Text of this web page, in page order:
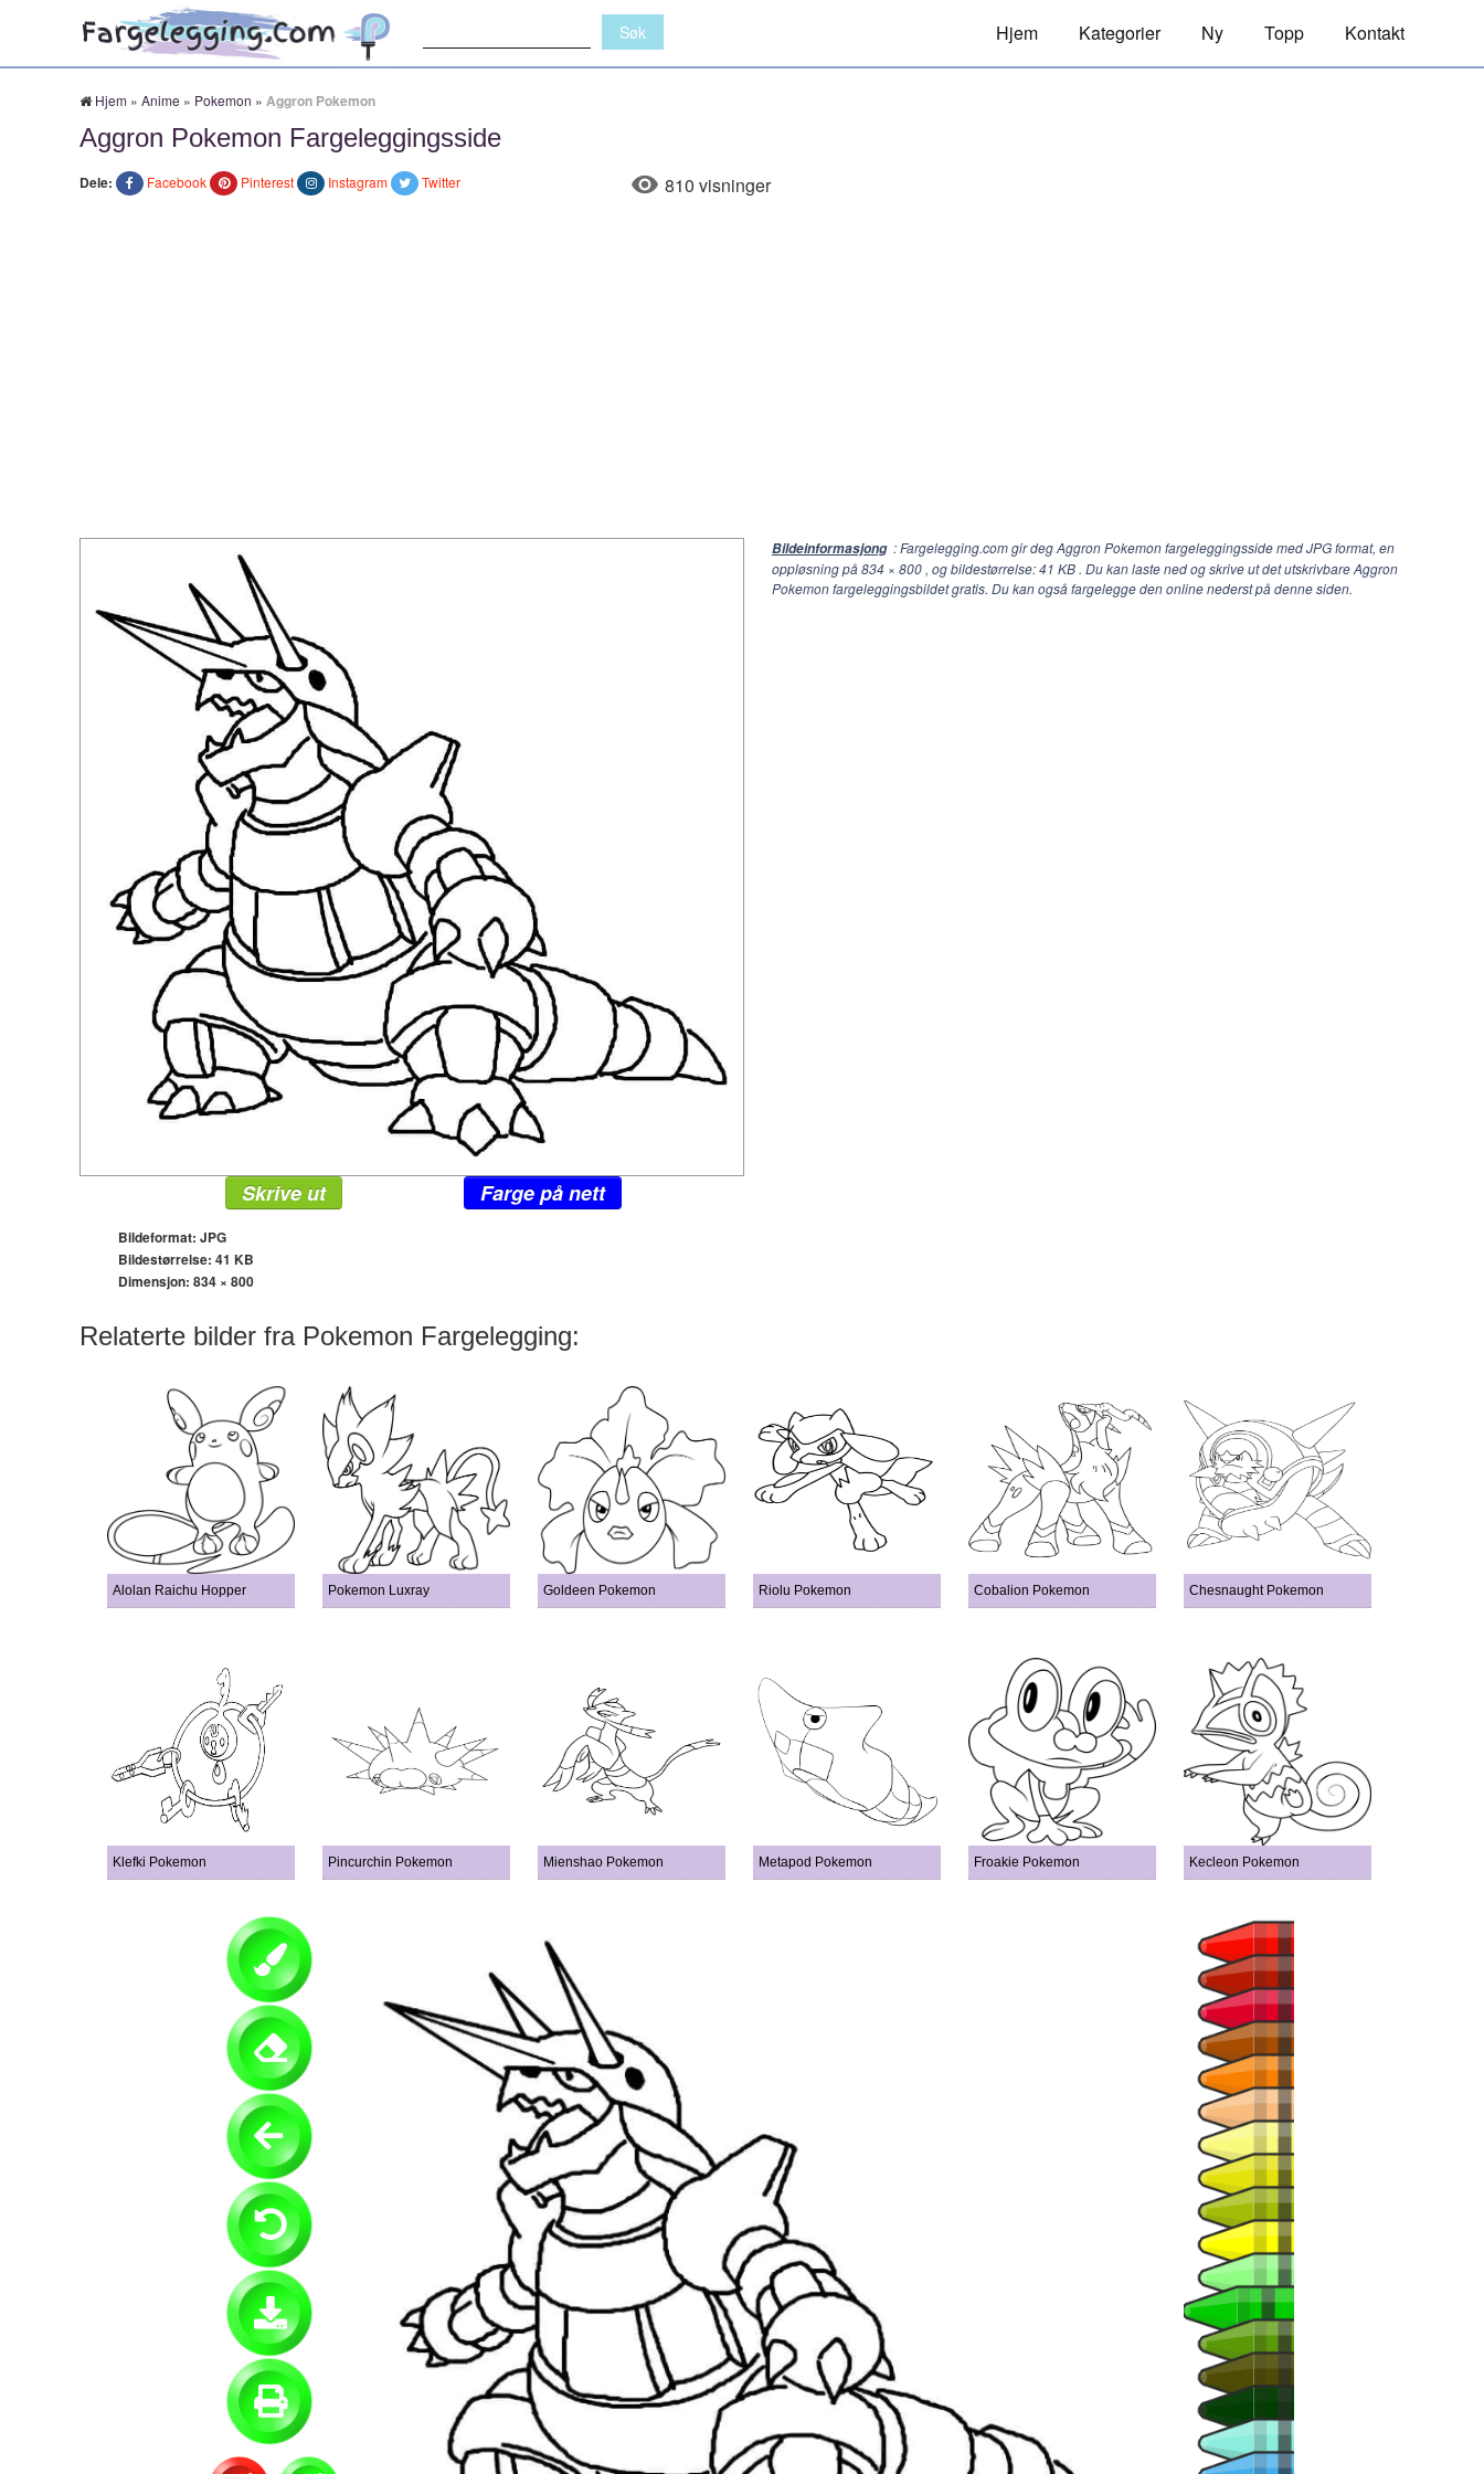
Hjem Kategorier Ny Topp Kontakt
Hjem » Anime » Pokemon » Aggron Pokemon
Aggron Pokemon Fargeleggingsside
Dele: Facebook Pinterest Instagram Twitter 810 visninger
Bildeinformasjong : Fargelegging.com gir deg Aggron Pokemon fargeleggingsside med JPG format, en
oppløsning på834 × 800 , og bildestørrelse: 41 KB . Du kan laste ned og skrive ut det utskrivbare Aggron
Pokemon fargeleggingsbildet gratis. Du kan også fargelegge den online nederst på denne siden.
Skrive ut Farge på nett
Bildeformat: JPG
Bildestørrelse: 41 KB
Dimensjon: 834 × 800
Relaterte bilder fra Pokemon Fargelegging:
Alolan Raichu Hopper Pokemon Luxray Goldeen Pokemon Riolu Pokemon Cobalion Pokemon Chesnaught Pokemon
Klefki Pokemon Pincurchin Pokemon Mienshao Pokemon Metapod Pokemon Froakie Pokemon Kecleon Pokemon